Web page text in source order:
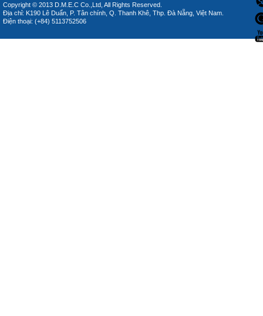
Copyright © 2013 D.M.E.C Co.,Ltd, All Rights Reserved.
Địa chỉ: K190 Lê Duẩn, P. Tân chính, Q. Thanh Khê, Thp. Đà Nẵng, Việt Nam.
Điện thoại: (+84) 5113752506